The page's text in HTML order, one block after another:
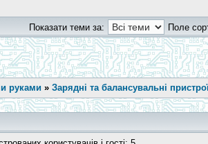
Показати теми за:
Поле
руками » Зарядні та балансувальні